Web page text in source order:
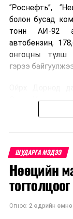
“Роснефть”,
болон бусад
тонн АИ-92
автобензин,
онгоцны түлш
гэрээ
Орос, Украины
үнийн өсөлт
дахин өсөж, ОХУ
авах шатахууны
Иймд
сааруулахын
татварыг
танилцуулсан
ШУДАРГА МЭДЭЭ
Нөөцийн
Огноо: 2 өдрийн өмнө